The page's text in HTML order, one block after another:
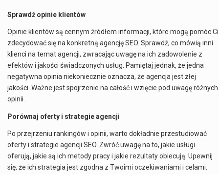
Sprawdź opinie klientów
Opinie klientów są cennym źródłem informacji, które mogą pomóc Ci
zdecydować się na konkretną agencję SEO. Sprawdź, co mówią inni
klienci na temat agencji, zwracając uwagę na ich zadowolenie z
efektów i jakości świadczonych usług. Pamiętaj jednak, że jedna
negatywna opinia niekoniecznie oznacza, że agencja jest złej
jakości. Ważne jest spojrzenie na całość i wzięcie pod uwagę różnych
opinii.
Porównaj oferty i strategie agencji
Po przejrzeniu rankingów i opinii, warto dokładnie przestudiować
oferty i strategie agencji SEO. Zwróć uwagę na to, jakie usługi
oferują, jakie są ich metody pracy i jakie rezultaty obiecują. Upewnij
się, że ich strategia jest zgodna z Twoimi oczekiwaniami i celami.